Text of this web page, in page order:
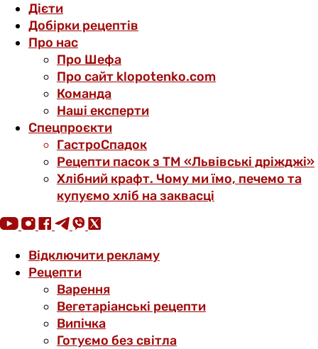
Дієти
Добірки рецептів
Про нас
Про Шефа
Про сайт klopotenko.com
Команда
Наші експерти
Спецпроєкти
ГастроСпадок
Рецепти пасок з ТМ «Львівські дріжджі»
Хлібний крафт. Чому ми їмо, печемо та
купуємо хліб на заквасці
Відключити рекламу
Рецепти
Варення
Вегетаріанські рецепти
Випічка
Готуємо без світла